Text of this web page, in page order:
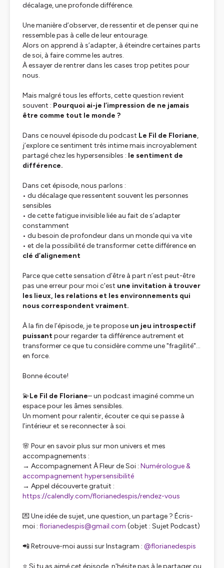
décalage, une profonde différence.
Une manière d’observer, de ressentir et de penser qui ne
ressemble pas à celle de leur entourage.
Alors on apprend à s’adapter, à éteindre certaines parts
de soi, à faire comme les autres.
À essayer de rentrer dans les cases trop petites pour
nous.
Mais malgré tous les efforts, cette question revient
souvent : Pourquoi ai-je l’impression de ne jamais
être comme tout le monde ?
Dans ce nouvel épisode du podcast Le Fil de Floriane,
j’explore ce sentiment très intime mais incroyablement
partagé chez les hypersensibles : le sentiment de
différence.
Dans cet épisode, nous parlons :
• du décalage que ressentent souvent les personnes
sensibles
• de cette fatigue invisible liée au fait de s’adapter
constamment
• du besoin de profondeur dans un monde qui va vite
• et de la possibilité de transformer cette différence en
clé d’alignement
Parce que cette sensation d’être à part n’est peut-être
pas une erreur pour moi c'est une invitation à trouver
les lieux, les relations et les environnements qui
nous correspondent vraiment.
À la fin de l’épisode, je te propose un jeu introspectif
puissantpour regarder ta différence autrement et
transformer ce que tu considère comme une "fragilité"…
en force.
Bonne écoute!
💫Le Fil de Floriane– un podcast imaginé comme un
espace pour les âmes sensibles.
Un moment pour ralentir, écouter ce qui se passe à
l’intérieur et se reconnecter à soi.
🌸 Pour en savoir plus sur mon univers et mes
accompagnements :
→ Accompagnement À Fleur de Soi : Numérologue &
accompagnement hypersensibilité
→ Appel découverte gratuit :
https://calendly.com/florianedespis/rendez-vous
💌 Une idée de sujet, une question, un partage ? Écris-
moi : florianedespis@gmail.com (objet : Sujet Podcast)
📲 Retrouve-moi aussi sur Instagram : @florianedespis
⭐ Si tu as aimé cet épisode, n'hésite pas à le partager ou